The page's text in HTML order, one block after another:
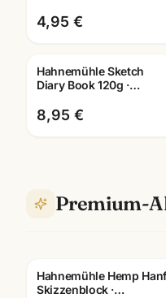
Künstlerbedarf
Mannheim
4,95 €
Hahnemühle Sketch
Diary Book 120g ·
Skizzenbuch
Künstlerbedarf
8,95 €
Premium-
Hahnemühle Hemp Hanf
Skizzenblock ·